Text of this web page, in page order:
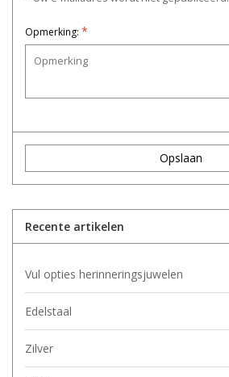
Opmerking: *
Opslaan
Recente artikelen
Vul opties herinneringsjuwelen
Edelstaal
Zilver